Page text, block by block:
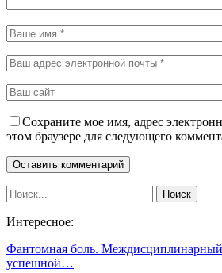
Сохраните мое имя, адрес
этом браузере для следующего
Интересное:
Фантомная боль.
успешной…